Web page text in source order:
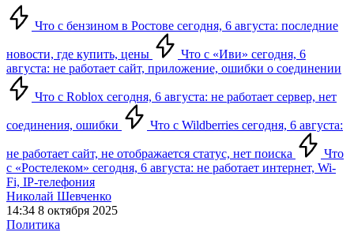
Что с бензином в Ростове сегодня, 6 августа: последние
новости, где купить, цены
Что с «Иви» сегодня, 6
августа: не работает сайт, приложение, ошибки о соединении
Что с Roblox сегодня, 6 августа: не работает сервер, нет
соединения, ошибки Что с Wildberries сегодня, 6 августа:
не работает сайт, не отображается статус, нет поиска
Что
с «Ростелеком» сегодня, 6 августа: не работает интернет, Wi-
Fi, IP-телефония
Николай Шевченко
14:34 8 октября 2025
Политика